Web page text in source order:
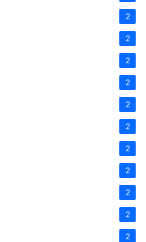
2
2
2
2
2
2
2
2
2
2
2